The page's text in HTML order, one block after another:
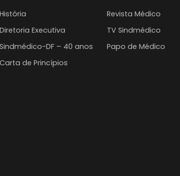
História
Diretoria Executiva
Sindmédico-DF – 40 anos
Carta de Princípios
Revista Médico
TV Sindmédico
Papo de Médico